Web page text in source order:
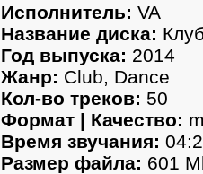
Исполнитель: VA
Название диска:
Год выпуска: 2014
Жанр: Club, Dance
Кол-во треков: 50
Формат | Качество:
Время звучания:
Размер файла: 601